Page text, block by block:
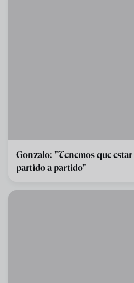
Gonzalo: "Tenemos que
partido a partido"